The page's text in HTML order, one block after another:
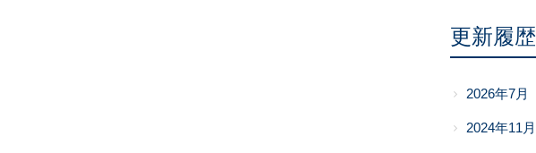
更新履歴
2026年7月
2024年11月